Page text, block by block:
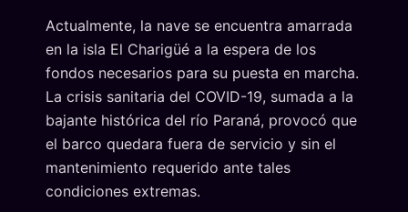
Actualmente, la nave se encuentra amarrada
en la isla El Charigüé a la espera de los
fondos necesarios para su puesta en marcha.
La crisis sanitaria del COVID-19, sumada a la
bajante histórica del río Paraná, provocó que
el barco quedara fuera de servicio y sin el
mantenimiento requerido ante tales
condiciones extremas.